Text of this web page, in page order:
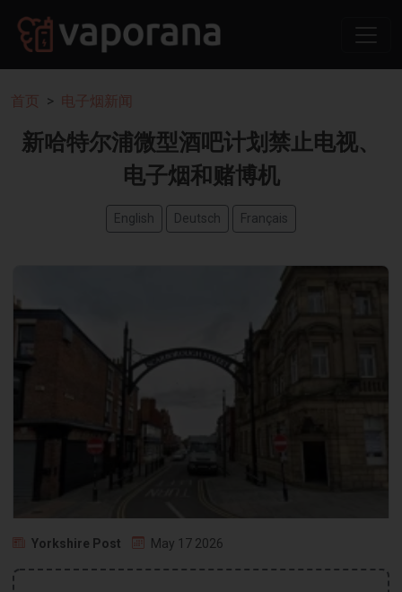
首页 电子烟新闻
新哈特尔浦微型酒吧计划禁止电视、
电子烟和赌博机
English Deutsch Français
Yorkshire Post May 17 2026